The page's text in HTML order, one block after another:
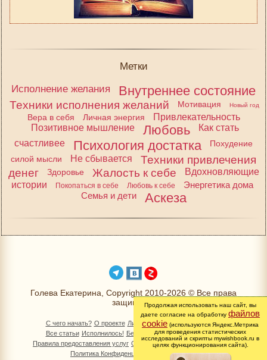
Метки
Исполнение желания
Внутреннее состояние
Техники исполнения желаний Мотивация Новый год
Вера в себя Личная энергия
Привлекательность
Позитивное мышление
Любовь
Как стать
счастливее
Психология достатка
Похудение
силой мысли
Не сбывается
Техники привлечения
денег
Здоровье Жалость к себе
Вдохновляющие
истории
Покопаться в себе Любовь к себе
Энергетика дома
Семья и дети
Аскеза
Голева Екатерина, Copyright 2010-2026 © Все права
защищены
С чего начать? О проекте Личный раздел Книга Желаний
Все статьи Исполнилось! Бесплатно! Изменимся вместе
Правила предоставления услуг Обработка персональных данных
Политика Конфиденциальности
Контакты
Продолжая использовать наш сайт, вы
даете согласие на обработку файлов
cookie (используются Яндекс.Метрика
для проведения статистических
исследований и скрипты mywishbook.ru в
целях функционирования сайта).